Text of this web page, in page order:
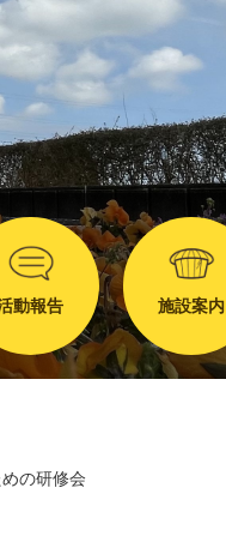
動報告 施設案内
の研修会